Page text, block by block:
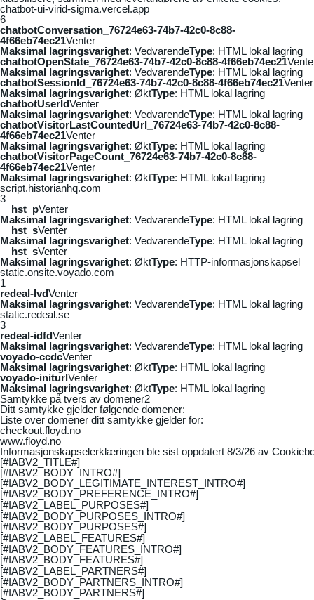
chatbot-ui-virid-sigma.vercel.app
6
chatbotConversation_76724e63-74b7-42c0-8c88-
4f66eb74ec21Venter
Maksimal lagringsvarighet: VedvarendeType: HTML lokal lagring
chatbotOpenState_76724e63-74b7-42c0-8c88-4f66eb74ec21
Maksimal lagringsvarighet: VedvarendeType: HTML lokal lagring
chatbotSessionId_76724e63-74b7-42c0-8c88-4f66eb74ec21Venter
Maksimal lagringsvarighet: ØktType: HTML lokal lagring
chatbotUserIdVenter
Maksimal lagringsvarighet: VedvarendeType: HTML lokal lagring
chatbotVisitorLastCountedUrl_76724e63-74b7-42c0-8c88-
4f66eb74ec21Venter
Maksimal lagringsvarighet: ØktType: HTML lokal lagring
chatbotVisitorPageCount_76724e63-74b7-42c0-8c88-
4f66eb74ec21Venter
Maksimal lagringsvarighet: ØktType: HTML lokal lagring
script.historianhq.com
3
__hst_pVenter
Maksimal lagringsvarighet: VedvarendeType: HTML lokal lagring
__hst_sVenter
Maksimal lagringsvarighet: VedvarendeType: HTML lokal lagring
__hst_sVenter
Maksimal lagringsvarighet: ØktType: HTTP-informasjonskapsel
static.onsite.voyado.com
1
redeal-lvdVenter
Maksimal lagringsvarighet: VedvarendeType: HTML lokal lagring
static.redeal.se
3
redeal-idfdVenter
Maksimal lagringsvarighet: VedvarendeType: HTML lokal lagring
voyado-ccdcVenter
Maksimal lagringsvarighet: ØktType: HTML lokal lagring
voyado-initurlVenter
Maksimal lagringsvarighet: ØktType: HTML lokal lagring
Samtykke på tvers av domener2
Ditt samtykke gjelder følgende domener:
Liste over domener ditt samtykke gjelder for:
checkout.floyd.no
www.floyd.no
Informasjonskapselerklæringen ble sist oppdatert 8/3/26 av
[#IABV2_TITLE#]
[#IABV2_BODY_INTRO#]
[#IABV2_BODY_LEGITIMATE_INTEREST_INTRO#]
[#IABV2_BODY_PREFERENCE_INTRO#]
[#IABV2_LABEL_PURPOSES#]
[#IABV2_BODY_PURPOSES_INTRO#]
[#IABV2_BODY_PURPOSES#]
[#IABV2_LABEL_FEATURES#]
[#IABV2_BODY_FEATURES_INTRO#]
[#IABV2_BODY_FEATURES#]
[#IABV2_LABEL_PARTNERS#]
[#IABV2_BODY_PARTNERS_INTRO#]
[#IABV2_BODY_PARTNERS#]